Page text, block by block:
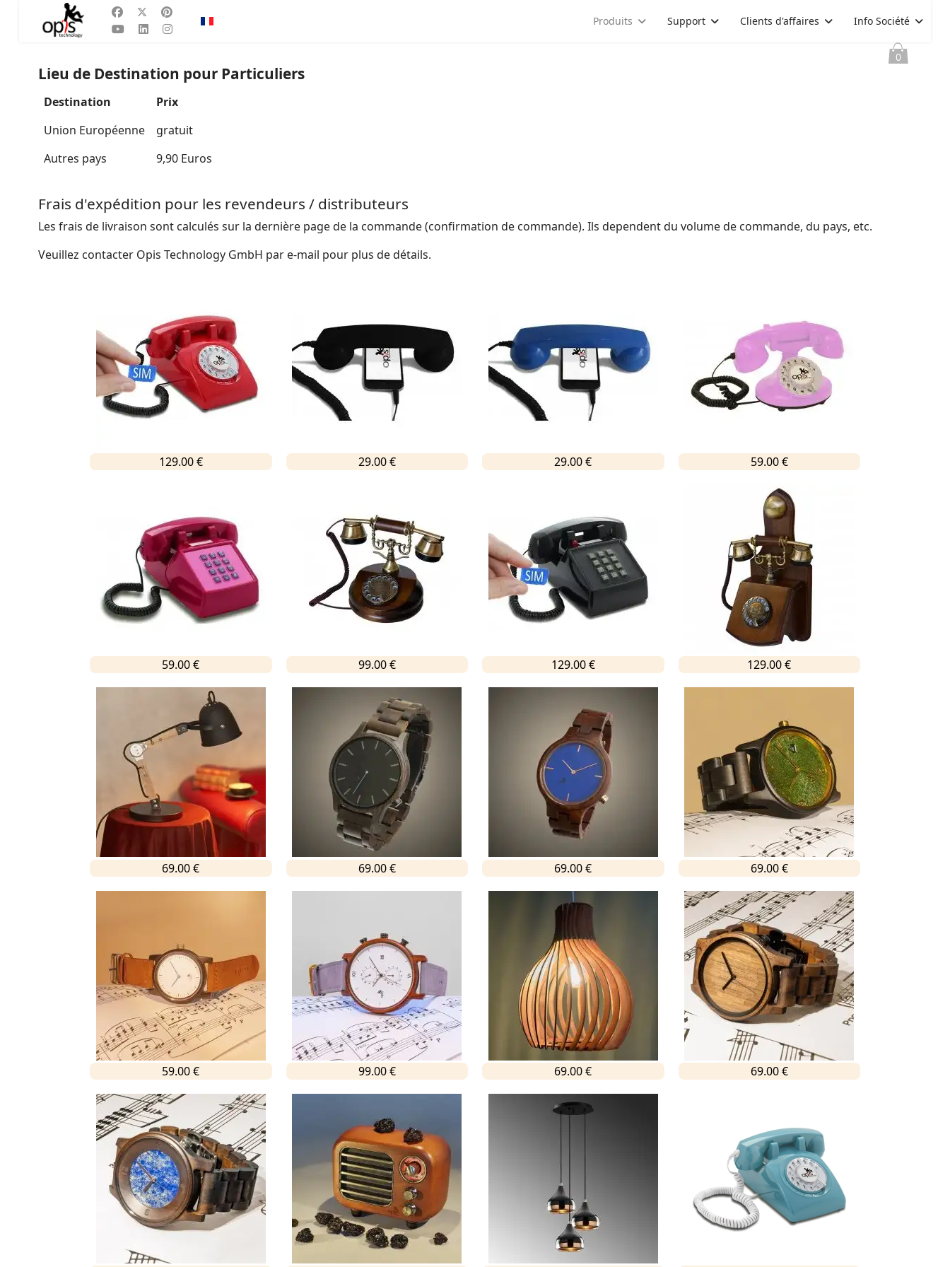
Sélectionnez votre langue
0
Produits Support Clients d'affaires Info Société
Lieu de Destination pour Particuliers
Destination
Prix
Union Européenne
gratuit
Autres pays
9,90 Euros
Frais d'expédition pour les revendeurs / distributeurs
Les frais de livraison sont calculés sur la dernière page de la commande (confirmation de commande). Ils dependent du volume de commande, du pays, etc.
Veuillez contacter Opis Technology GmbH par e-mail pour plus de détails.
129.00 € 29.00 € 29.00 € 59.00 €
59.00 € 99.00 € 129.00 € 129.00 €
69.00 € 69.00 € 69.00 € 69.00 €
59.00 € 99.00 € 69.00 € 69.00 €